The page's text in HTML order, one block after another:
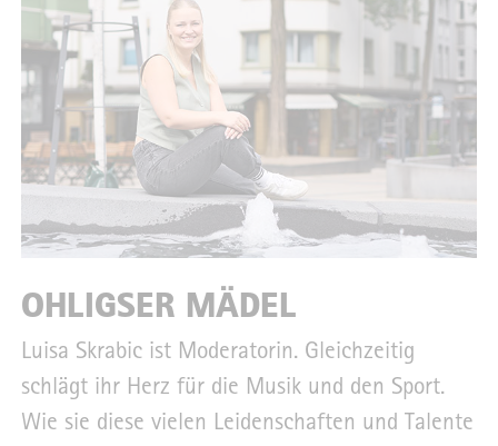
OHLIGSER MÄDEL
Luisa Skrabic ist Moderatorin. Gleichzeitig
schlägt ihr Herz für die Musik und den Sport.
Wie sie diese vielen Leidenschaften und Talente